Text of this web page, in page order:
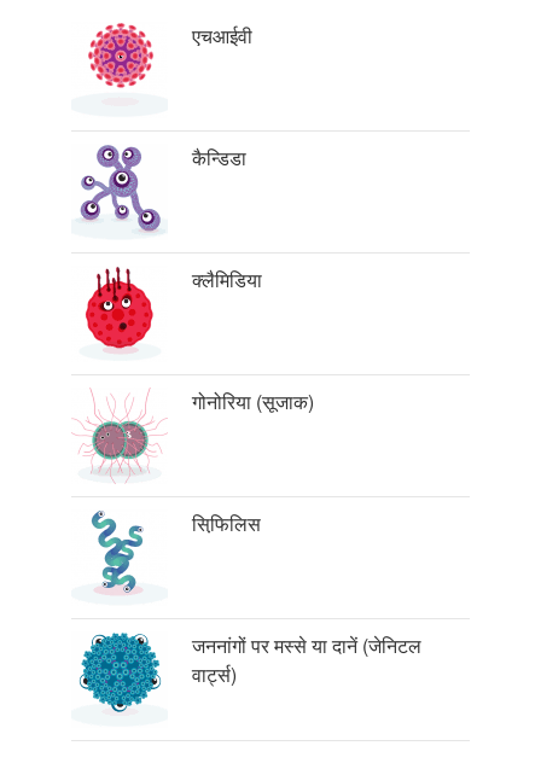
एचआईवी
कैन्डिडा
क्लैमिडिया
गोनोरिया (सूजाक)
सिफि़लिस
जननांगों पर मस्से या दानें (जेनिटल
वार्ट्स)